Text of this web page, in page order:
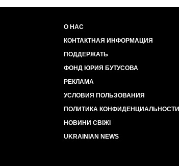
О НАС
КОНТАКТНАЯ ИНФОРМАЦИЯ
ПОДДЕРЖАТЬ
ФОНД ЮРИЯ БУТУСОВА
РЕКЛАМА
УСЛОВИЯ ПОЛЬЗОВАНИЯ
ПОЛИТИКА КОНФИДЕНЦИАЛЬНОСТИ
НОВИНИ СВІЖІ
UKRAINIAN NEWS